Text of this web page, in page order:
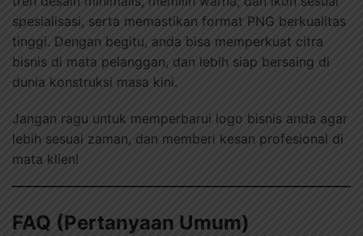
spesialisasi, serta memastikan format PNG berkualitas
tinggi. Dengan begitu, anda bisa memperkuat citra
bisnis di mata pelanggan, dan lebih siap bersaing di
dunia konstruksi masa kini.
Jangan ragu untuk memperbarui logo bisnis anda agar
lebih sesuai zaman, dan memberi kesan profesional di
mata klien!
FAQ (Pertanyaan Umum)